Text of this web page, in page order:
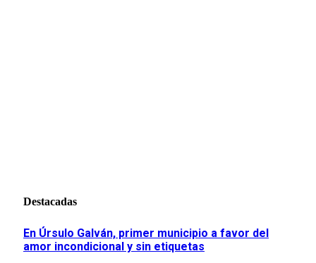
Destacadas
En Úrsulo Galván, primer municipio a favor del
amor incondicional y sin etiquetas